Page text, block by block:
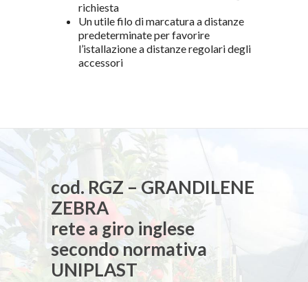
richiesta
Un utile filo di marcatura a distanze
predeterminate per favorire
l’istallazione a distanze regolari degli
accessori
cod. RGZ – GRANDILENE
ZEBRA
rete a giro inglese
secondo normativa
UNIPLAST